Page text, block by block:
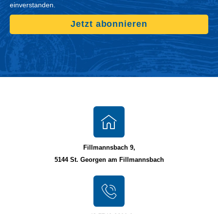
einverstanden.
Jetzt abonnieren
Fillmannsbach 9,
5144 St. Georgen am Fillmannsbach